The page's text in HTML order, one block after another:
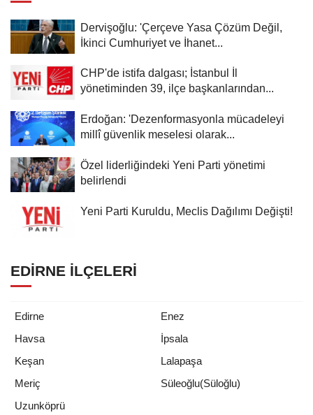
Dervişoğlu: 'Çerçeve Yasa Çözüm Değil,
İkinci Cumhuriyet ve İhanet...
CHP'de istifa dalgası; İstanbul İl
yönetiminden 39, ilçe başkanlarından...
Erdoğan: 'Dezenformasyonla mücadeleyi
millî güvenlik meselesi olarak...
Özel liderliğindeki Yeni Parti yönetimi
belirlendi
Yeni Parti Kuruldu, Meclis Dağılımı Değişti!
EDIRNE İLÇELERI
Edirne
Enez
Havsa
İpsala
Keşan
Lalapaşa
Meriç
Süleoğlu(Süloğlu)
Uzunköprü